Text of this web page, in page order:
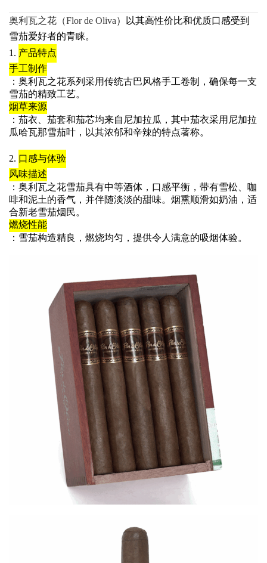
奥利瓦之花（Flor de Oliva）以其高性价比和优质口感受到
雪茄爱好者的青睐。
1. 产品特点
手工制作
：奥利瓦之花系列采用传统古巴风格手工卷制，确保每一支
雪茄的精致工艺。
烟草来源
：茄衣、茄套和茄芯均来自尼加拉瓜，其中茄衣采用尼加拉
瓜哈瓦那雪茄叶，以其浓郁和辛辣的特点著称。
2. 口感与体验
风味描述
：奥利瓦之花雪茄具有中等酒体，口感平衡，带有雪松、咖
啡和泥土的香气，并伴随淡淡的甜味。烟熏顺滑如奶油，适
合新老雪茄烟民。
燃烧性能
：雪茄构造精良，燃烧均匀，提供令人满意的吸烟体验。